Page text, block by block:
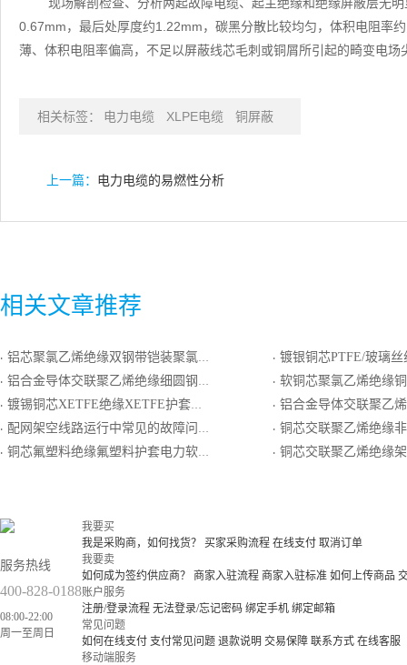
0.67mm，最后处厚度约1.22mm，碳黑分散比较均匀，体积电阻率
薄、体积电阻率偏高，不足以屏蔽线芯毛刺或铜屑所引起的畸变电
相关标签： 电力电缆 XLPE电缆 铜屏蔽
上一篇： 电力电缆的易燃性分析
相关文章推荐
· 铝芯聚氯乙烯绝缘双钢带铠装聚氯乙烯护套电力电缆
· 铝合金导体交联聚乙烯绝缘细圆钢丝铠装聚氯乙烯护套电力电缆
· 镀锡铜芯XETFE绝缘XETFE护套电线电缆
· 配网架空线路运行中常见的故障问题
· 铜芯氟塑料绝缘氟塑料护套电力软电缆
· 镀银铜芯PTFE/玻璃丝组合绝缘镀银圆铜线编织屏蔽
· 软铜芯聚氯乙烯绝缘铜丝编织屏蔽聚
· 铝合金导体交联聚乙烯绝缘双钢带铠装
· 铜芯交联聚乙烯绝缘非磁性金属丝铠
· 铜芯交联聚乙烯绝缘
服务热线
400-828-0188
08:00-22:00
周一至周日
我要买
我是采购商，如何找货？
买家采购流程 在线支付 取消订单
我要卖
如何成为签约供应商？
商家入驻流程 商家入驻标准 如何上传商品
账户服务
注册/登录流程 无法登录/忘记密码 绑定手机 绑定邮箱
常见问题
如何在线支付 支付常见问题 退款说明 交易保障 联系方式 在线客服
移动端服务